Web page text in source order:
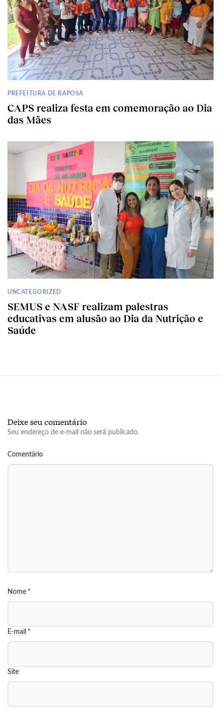
PREFEITURA DE RAPOSA
CAPS realiza festa em comemoração ao Dia
das Mães
UNCATEGORIZED
SEMUS e NASF realizam palestras
educativas em alusão ao Dia da Nutrição e
Saúde
Deixe seu comentário
Seu endereço de e-mail não será publicado.
Comentário
Nome *
E-mail *
Site